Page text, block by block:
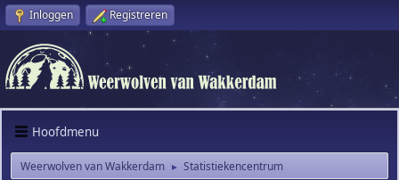
Inloggen Registreren
Hoofdmenu
Weerwolven van Wakkerdam ► Statistiekencentrum